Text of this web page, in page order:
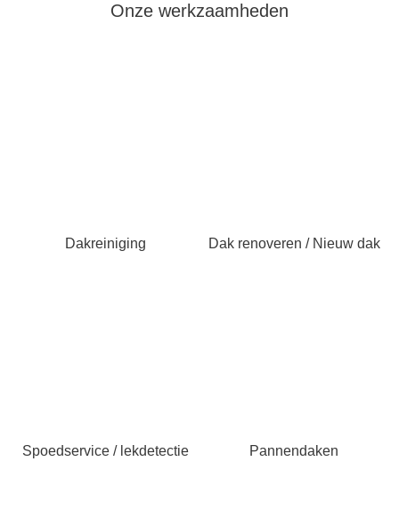
Onze werkzaamheden
Dakreiniging Dak renoveren / Nieuw dak
Spoedservice / lekdetectie Pannendaken